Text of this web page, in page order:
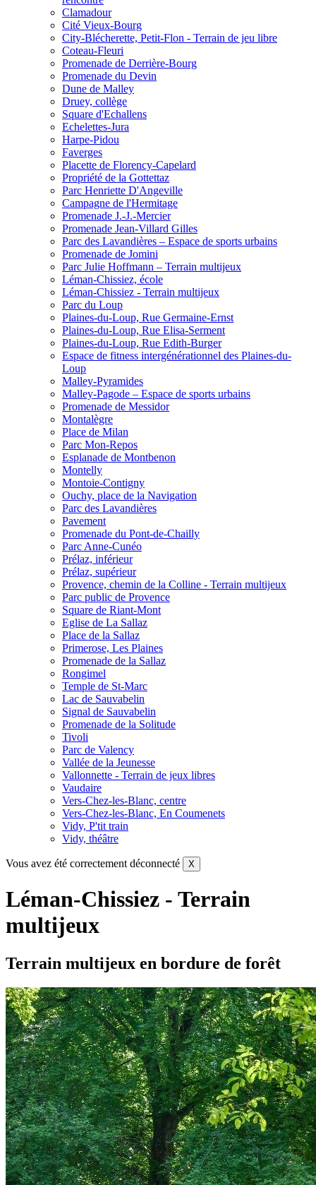
Clamadour
Cité Vieux-Bourg
City-Blécherette, Petit-Flon - Terrain de jeu libre
Coteau-Fleuri
Promenade de Derrière-Bourg
Promenade du Devin
Dune de Malley
Druey, collège
Square d'Echallens
Echelettes-Jura
Harpe-Pidou
Faverges
Placette de Florency-Capelard
Propriété de la Gottettaz
Parc Henriette D'Angeville
Campagne de l'Hermitage
Promenade J.-J.-Mercier
Promenade Jean-Villard Gilles
Parc des Lavandières – Espace de sports urbains
Promenade de Jomini
Parc Julie Hoffmann – Terrain multijeux
Léman-Chissiez, école
Léman-Chissiez - Terrain multijeux
Parc du Loup
Plaines-du-Loup, Rue Germaine-Ernst
Plaines-du-Loup, Rue Elisa-Serment
Plaines-du-Loup, Rue Edith-Burger
Espace de fitness intergénérationnel des Plaines-du-
Loup
Malley-Pyramides
Malley-Pagode – Espace de sports urbains
Promenade de Messidor
Montalègre
Place de Milan
Parc Mon-Repos
Esplanade de Montbenon
Montelly
Montoie-Contigny
Ouchy, place de la Navigation
Parc des Lavandières
Pavement
Promenade du Pont-de-Chailly
Parc Anne-Cunéo
Prélaz, inférieur
Prélaz, supérieur
Provence, chemin de la Colline - Terrain multijeux
Parc public de Provence
Square de Riant-Mont
Eglise de La Sallaz
Place de la Sallaz
Primerose, Les Plaines
Promenade de la Sallaz
Rongimel
Temple de St-Marc
Lac de Sauvabelin
Signal de Sauvabelin
Promenade de la Solitude
Tivoli
Parc de Valency
Vallée de la Jeunesse
Vallonnette - Terrain de jeux libres
Vaudaire
Vers-Chez-les-Blanc, centre
Vers-Chez-les-Blanc, En Coumenets
Vidy, P'tit train
Vidy, théâtre
Vous avez été correctement déconnecté X
Léman-Chissiez - Terrain
multijeux
Terrain multijeux en bordure de forêt